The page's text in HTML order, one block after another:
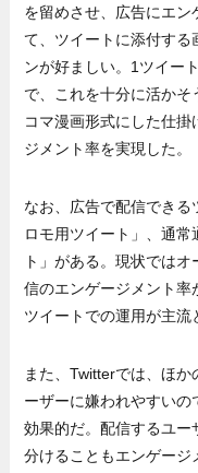
を留めさせ、広告にエン
て、ツイートに添付する
ンが好ましい。1ツイー
で、これを十分に活か
コマ漫画形式にした仕
ジメント率を実現した。
なお、広告で配信でき
ロモ用ツイート」、通
ト」がある。現状では
信のエンゲージメント率
ツイートでの運用が主流
また、Twitterでは、ほ
ーザーに嫌われやすい
効果的だ。配信するユー
分けることもエンゲージ